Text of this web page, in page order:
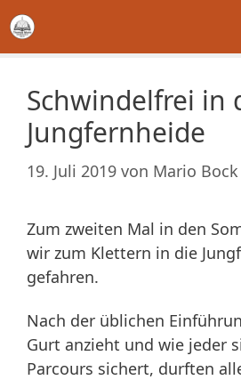
Zum
Inhalt
springen
Schwindelfrei in
Jungfernheide
19. Juli 2019 von Mario Bock
Zum zweiten Mal in den
wir zum Klettern in die
gefahren.
Nach der üblichen
Gurt anzieht und wie jeder
Parcours sichert, durften